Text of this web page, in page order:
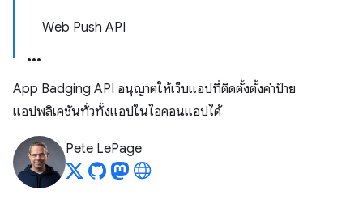
Web Push API
App Badging API อนุญาตให้เว็บแอปที่ติดตั้งตั้งค่าป้าย
แอปพลิเคชันทั่วทั้งแอปในไอคอนแอปได้
Pete LePage